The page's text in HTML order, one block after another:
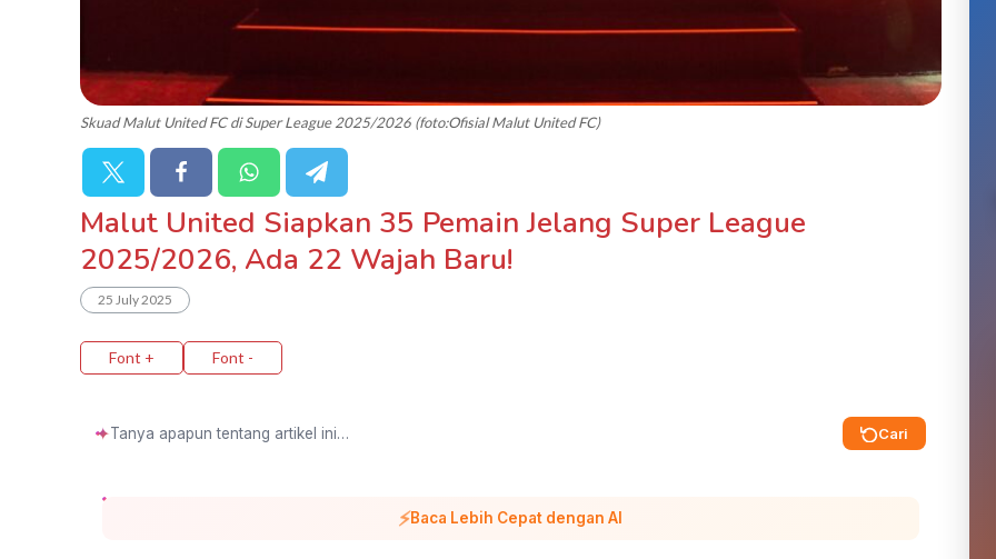
Skuad Malut United FC di Super League 2025/2026 (foto:Ofisial Malut United FC)
Malut United Siapkan 35 Pemain Jelang Super League
2025/2026, Ada 22 Wajah Baru!
25 July 2025
Font + Font -
✦ Cari
⚡Baca Lebih Cepat dengan AI